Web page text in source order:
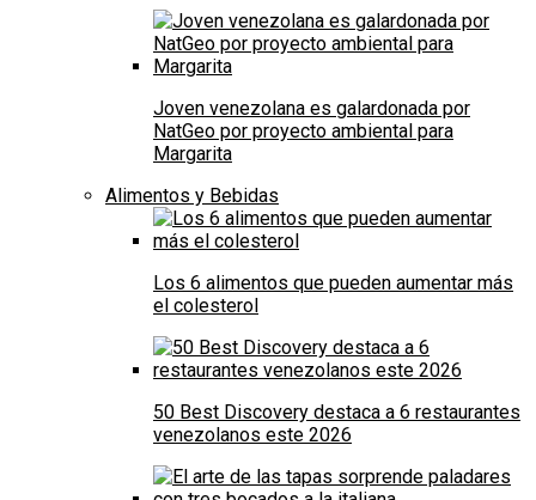
Joven venezolana es galardonada por
NatGeo por proyecto ambiental para
Margarita
Alimentos y Bebidas
Los 6 alimentos que pueden aumentar más
el colesterol
50 Best Discovery destaca a 6 restaurantes
venezolanos este 2026